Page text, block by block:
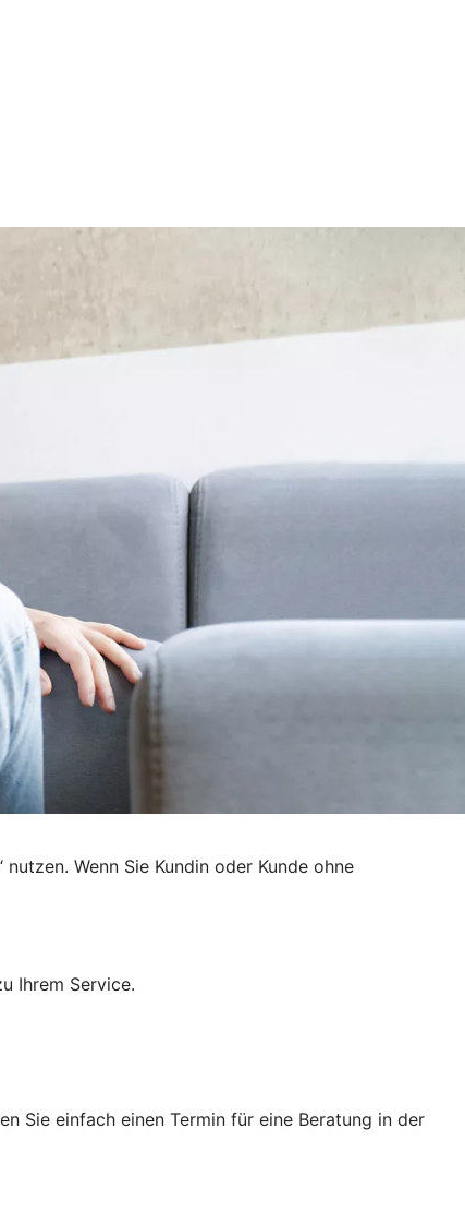
Wenn Sie Kundin oder Kunde ohne
Ihrem Service.
Sie einfach einen Termin für eine Beratung in der